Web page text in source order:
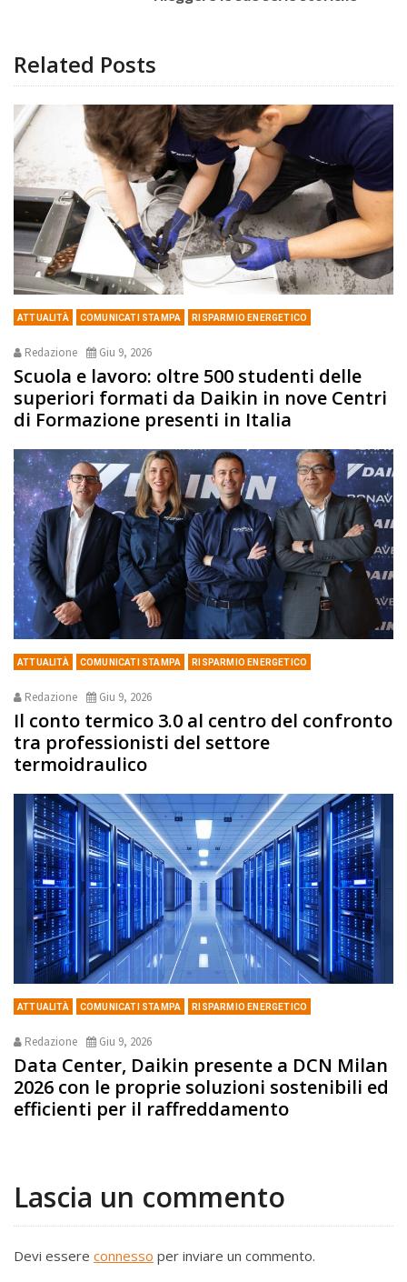
Related Posts
ATTUALITÀ COMUNICATI STAMPA RISPARMIO ENERGETICO
Redazione Giu 9, 2026
Scuola e lavoro: oltre 500 studenti delle
superiori formati da Daikin in nove Centri
di Formazione presenti in Italia
ATTUALITÀ COMUNICATI STAMPA RISPARMIO ENERGETICO
Redazione Giu 9, 2026
Il conto termico 3.0 al centro del confronto
tra professionisti del settore
termoidraulico
ATTUALITÀ COMUNICATI STAMPA RISPARMIO ENERGETICO
Redazione Giu 9, 2026
Data Center, Daikin presente a DCN Milan
2026 con le proprie soluzioni sostenibili ed
efficienti per il raffreddamento
Lascia un commento
Devi essere connesso per inviare un commento.